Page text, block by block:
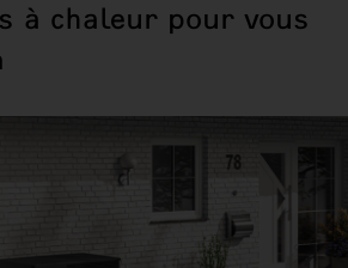
à chaleur pour vous